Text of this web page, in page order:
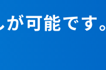
可能です。